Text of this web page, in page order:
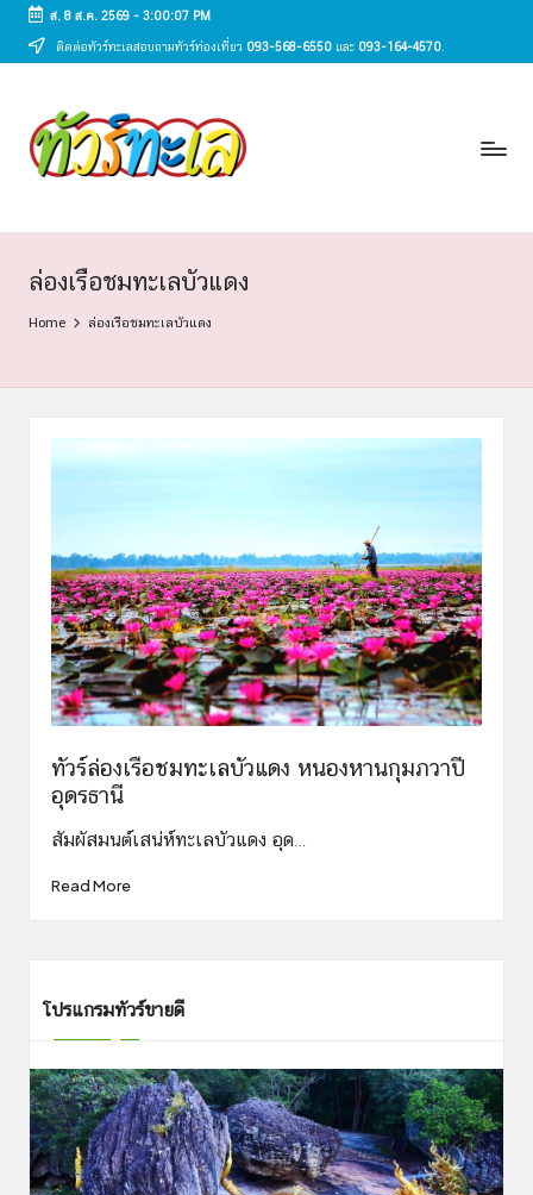
Skip
content
ส. 8 ส.ค. 2569- 3:00:08 PM
ติดต่อทัวร์ทะเลสอบถามทัวร์ท่องเที่ยว 093-568-6550และ 093-164-4570.
ทั
ว
ท
ะ
เ
ทัวร์
ทะเล
ราคา
แพ็ก
จ
ทะเล
ไทย
ล่องเรือชมทะเลบัวแดง
Home ล่องเรือชมทะเลบัวแดง
ทัวร์ล่องเรือชมทะเลบัวแดง หนองหานกุมภวาปี
อุดรธานี
สัมผัสมนต์เสน่ห์ทะเลบัวแดง อุด…
Read More
โปรแกรมทัวร์ขายดี